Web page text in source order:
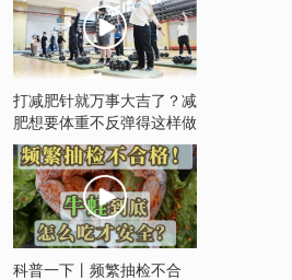
打减肥针就万事大吉了？减
肥想要体重不反弹得这样做
科普一下丨频繁抽检不合